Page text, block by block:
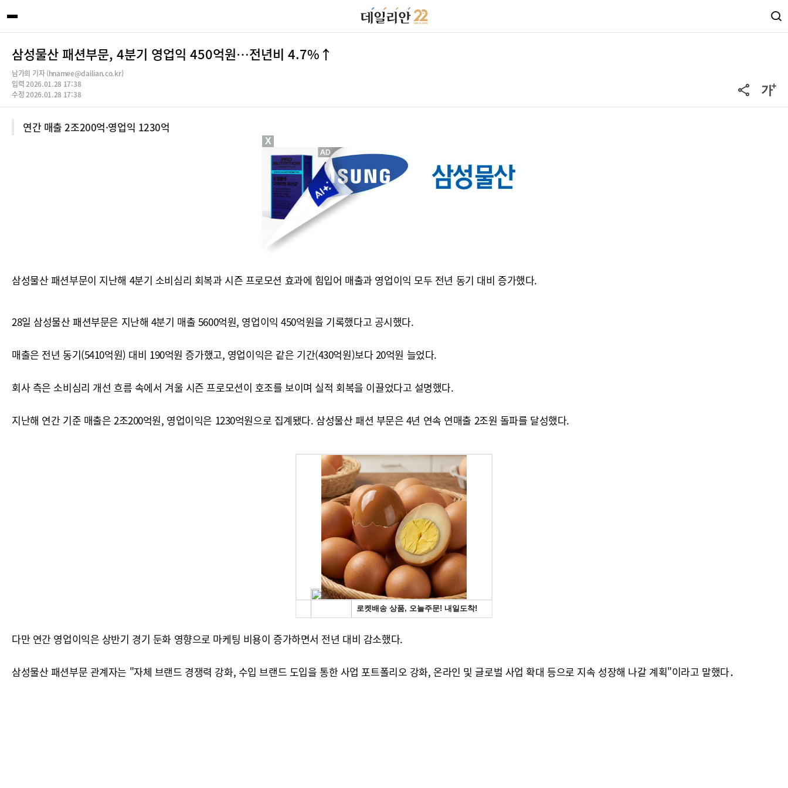
삼성물산 패션부문, 4분기 영업익 450억원…전년비 4.7%↑
남가희 기자 (hnamee@dailian.co.kr)
입력 2026.01.28 17:38
수정 2026.01.28 17:38
연간 매출 2조200억·영업익 1230억
ⓒ삼성물산
삼성물산 패션부문이 지난해 4분기 소비심리 회복과 시즌 프로모션 효과에 힘입어 매출과 영업이익 모두 전년 동기 대비 증가했다.
28일 삼성물산 패션부문은 지난해 4분기 매출 5600억원, 영업이익 450억원을 기록했다고 공시했다.
매출은 전년 동기(5410억원) 대비 190억원 증가했고, 영업이익은 같은 기간(430억원)보다 20억원 늘었다.
회사 측은 소비심리 개선 흐름 속에서 겨울 시즌 프로모션이 호조를 보이며 실적 회복을 이끌었다고 설명했다.
지난해 연간 기준 매출은 2조200억원, 영업이익은 1230억원으로 집계됐다. 삼성물산 패션 부문은 4년 연속 연매출 2조원 돌파를 달성했다.
다만 연간 영업이익은 상반기 경기 둔화 영향으로 마케팅 비용이 증가하면서 전년 대비 감소했다.
삼성물산 패션부문 관계자는 "자체 브랜드 경쟁력 강화, 수입 브랜드 도입을 통한 사업 포트폴리오 강화, 온라인 및 글로벌 사업 확대 등으로 지속 성장해 나갈 계획"이라고 말했다．
X